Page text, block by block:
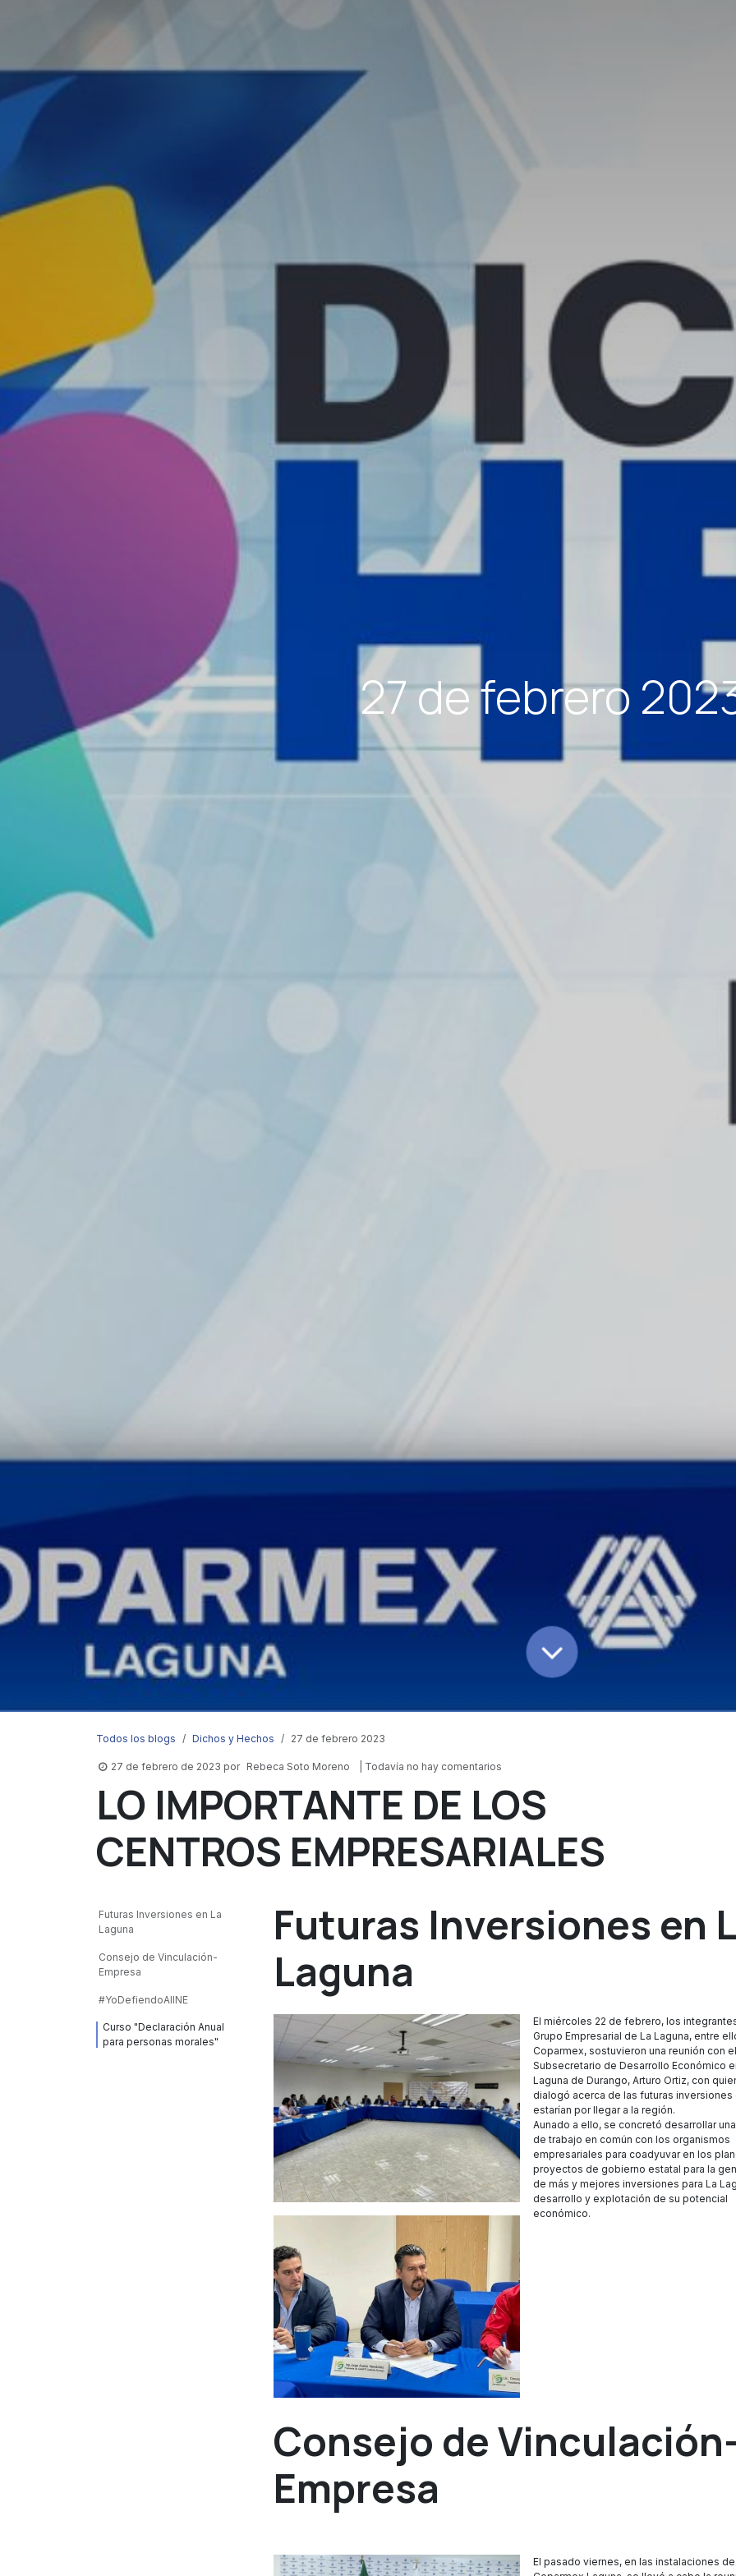
27 de febrero
Todos los blogs Dichos y Hechos 27 de febrero 2023
27 de febrero de 2023 por Rebeca Soto Moreno | Todavía no hay comentarios
LO IMPORTANTE DE LOS
CENTROS EMPRESARIALES
Futuras Inversiones en La
Laguna
Consejo de Vinculación-
Empresa
#YoDefiendoAlINE
Curso "Declaración Anual
para personas morales"
Futuras Inversiones en
Laguna
El miércoles 22 de febrero, los
Grupo Empresarial de La Laguna, entre
Coparmex, sostuvieron una reunión con
Subsecretario de Desarrollo Económico
Laguna de Durango, Arturo Ortiz, con
dialogó acerca de las futuras inversiones
estarían por llegar a la región.
Aunado a ello, se concretó desarrollar
de trabajo en común con los organismos
empresariales para coadyuvar en los
proyectos de gobierno estatal para la
de más y mejores inversiones para La
desarrollo y explotación de su potencial
económico.
Consejo de
Empresa
El pasado viernes, en las instalaciones de